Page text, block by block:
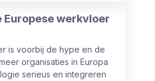
Europese werkvloer
is voorbij de hype en de
organisaties in Europa
serieus en integreren